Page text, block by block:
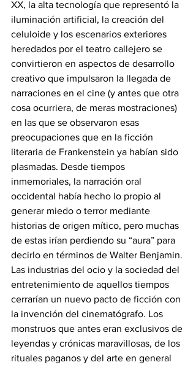
XX, la alta tecnología que representó la
iluminación artificial, la creación del
celuloide y los escenarios exteriores
heredados por el teatro callejero se
convirtieron en aspectos de desarrollo
creativo que impulsaron la llegada de
narraciones en el cine (y antes que otra
cosa ocurriera, de meras mostraciones)
en las que se observaron esas
preocupaciones que en la ficción
literaria de Frankenstein ya habían sido
plasmadas. Desde tiempos
inmemoriales, la narración oral
occidental había hecho lo propio al
generar miedo o terror mediante
historias de origen mítico, pero muchas
de estas irían perdiendo su “aura” para
decirlo en términos de Walter Benjamin.
Las industrias del ocio y la sociedad del
entretenimiento de aquellos tiempos
cerrarían un nuevo pacto de ficción con
la invención del cinematógrafo. Los
monstruos que antes eran exclusivos de
leyendas y crónicas maravillosas, de los
rituales paganos y del arte en general